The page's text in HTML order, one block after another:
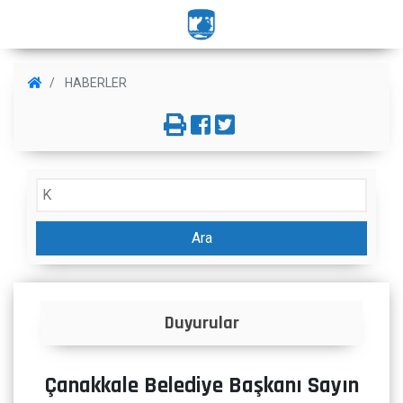
HABERLER
Ara
Duyurular
Çanakkale Belediye Başkanı Sayın